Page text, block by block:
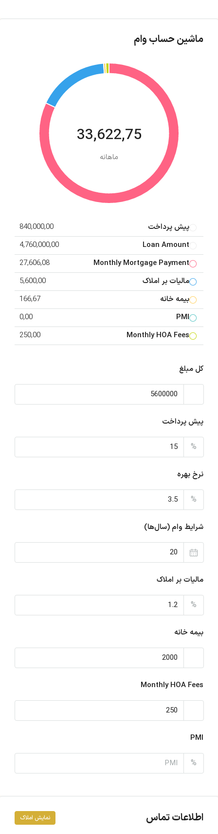
ماشین حساب وام
33,622,75
ماهانه
پیش پرداخت
840,000,00
Loan Amount
4,760,000,00
Monthly Mortgage Payment
27,606,08
مالیات بر املاک
5,600,00
بیمه خانه
166,67
PMI
0,00
Monthly HOA Fees
250,00
کل مبلغ
پیش پرداخت
%
نرخ بهره
%
شرایط وام (سال‌ها)
مالیات بر املاک
%
بیمه خانه
Monthly HOA Fees
PMI
%
اطلاعات تماس نمایش املاک